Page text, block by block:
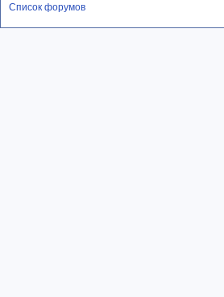
Список форумов